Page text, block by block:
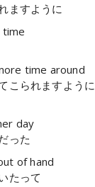
ますように
time around
こられますように
day
った
of hand
たって